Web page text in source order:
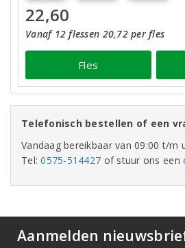
22,60
Vanaf 12 flessen 20,72 per fles
Fles
Telefonisch bestellen of een
Vandaag bereikbaar van 09:00 t/m
Tel:0575-514427 of stuur ons een
Aanmelden